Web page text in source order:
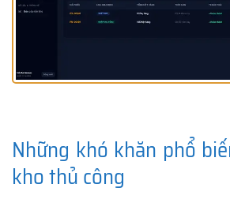
Những khó khăn phổ
kho thủ công